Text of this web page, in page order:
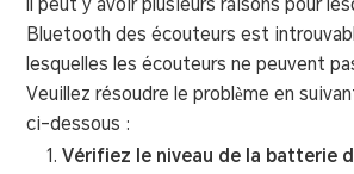
Bluetooth des écouteurs est
lesquelles les écouteurs ne peuvent
Veuillez résoudre le problème en
ci-dessous :
Vérifiez le niveau de la batterie